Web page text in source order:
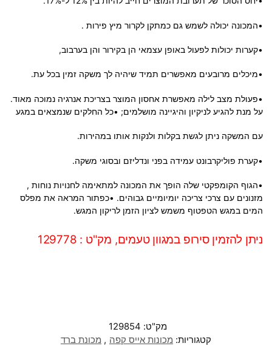
•המכונה יכולה לשמש גם כמתקן לקרור מיץ פירות .
•קערות יכולות לפעול באופן עצמאי הן בקירור והן בערבוב,
•מיכלים מרובעים מאפשרים תמיד שיהיה לך משקה זמין בכל עת.
•פעולת מצב לילה מאפשרת אחסון המוצר בצריכת אנרגיה נמוכה מאוד.
על מנת להגיע לניקיון והיגיינה מושלמים; •כל החלקים שנמצאים במגע
עם המשקה ניתן לגשת בקלות ולנקות אותו במהירות.
•קערת פוליקרבונט עמידה בפני ונדליזם ובסוגי משקה.
•הגוף הקומפקטי שלה הופך את המכונה למתאימה לחנויות נוחות ,
מזנונים עם צרכי צריכה יומיומיים גבוהים. •כפתור המראה את מפלס
המים במגש הטפטוף משמש לציון הזמן לריקון המגש.
ניתן להזמין סירופ במגוון טעמים, מק"ט : 129778
מק"ט: 129854
קטגוריות: מכונות אייס קפה , מכונת ברד